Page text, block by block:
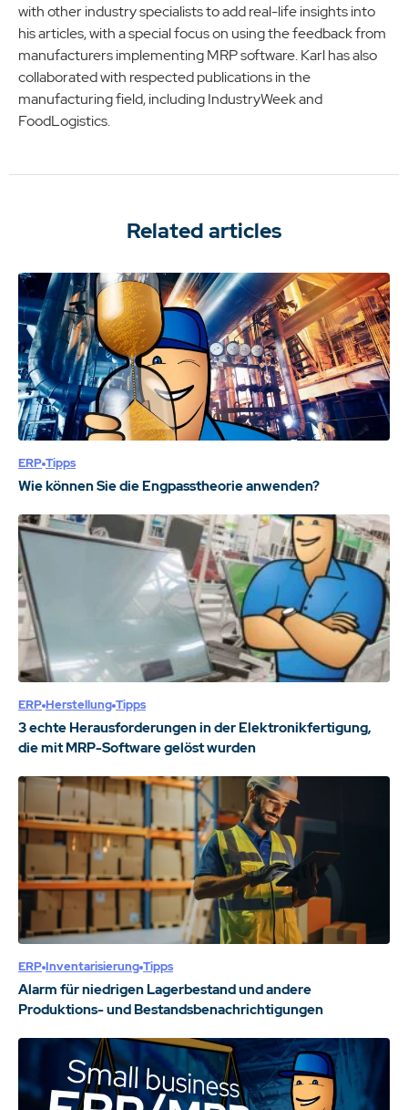
with other industry specialists to add real-life insights into
his articles, with a special focus on using the feedback from
manufacturers implementing MRP software. Karl has also
collaborated with respected publications in the
manufacturing field, including IndustryWeek and
FoodLogistics.
Related articles
ERP Tipps
Wie können Sie die Engpasstheorie anwenden?
ERP Herstellung Tipps
3 echte Herausforderungen in der Elektronikfertigung,
die mit MRP-Software gelöst wurden
ERP Inventarisierung Tipps
Alarm für niedrigen Lagerbestand und andere
Produktions- und Bestandsbenachrichtigungen